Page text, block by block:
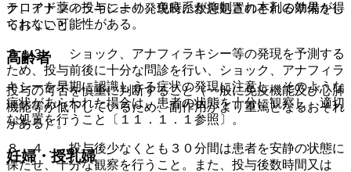
テロイド薬の投与により、免疫系が抑制され本剤の効果が得
られない可能性がある。
高齢者
投与の可否を慎重に判断すること（一般に免疫機能及び心肺
機能等が低下しているため、副作用がより重篤となるおそれ
がある）。
妊婦・授乳婦
ク、アナフィラキシーの発現時に救急処置のとれる準備をし
ておくこと。
８．３． ショック、アナフィラキシー等の発現を予測する
ため、投与前後に十分な問診を行い、ショック、アナフィラ
キシーを早期に認識しうる症状の発現に注意し、そのような
症状があらわれた場合は、患者の状態を十分に観察し、適切
な処置を行うこと〔１１．１．１参照〕。
８．４． 投与後少なくとも３０分間は患者を安静の状態に
保たせ、十分な観察を行うこと。また、投与後数時間又は